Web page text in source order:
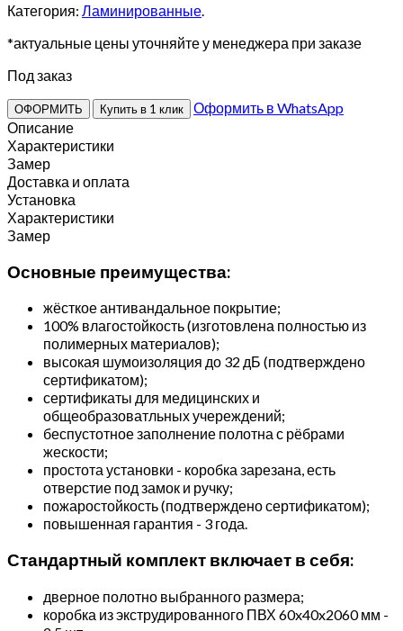
Категория: Ламинированные.
*актуальные цены уточняйте у менеджера при заказе
Под заказ
ОФОРМИТЬ Купить в 1 клик
Оформить в WhatsApp
Описание
Характеристики
Замер
Доставка и оплата
Установка
Характеристики
Замер
Основные преимущества:
жёсткое антивандальное покрытие;
100% влагостойкость (изготовлена полностью из
полимерных материалов);
высокая шумоизоляция до 32 дБ (подтверждено
сертификатом);
сертификаты для медицинских и
общеобразоватльных учереждений;
беспустотное заполнение полотна с рёбрами
жескости;
простота установки - коробка зарезана, есть
отверстие под замок и ручку;
пожаростойкость (подтверждено сертификатом);
повышенная гарантия - 3 года.
Стандартный комплект включает в себя:
дверное полотно выбранного размера;
коробка из экструдированного ПВХ 60x40x2060 мм -